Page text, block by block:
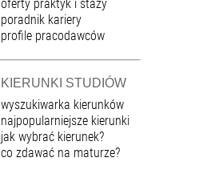
oferty praktyk i staży
poradnik kariery
profile pracodawców
KIERUNKI STUDIÓW
wyszukiwarka kierunków
najpopularniejsze kierunki
jak wybrać kierunek?
co zdawać na maturze?